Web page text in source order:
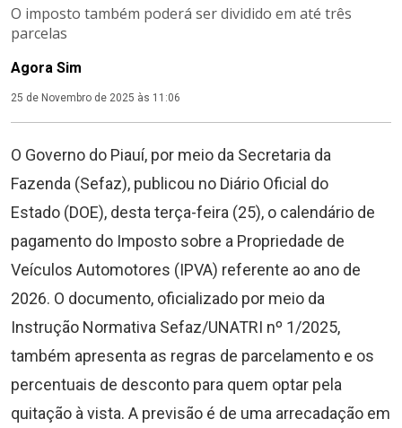
O imposto também poderá ser dividido em até três
parcelas
Agora Sim
25 de Novembro de 2025 às 11:06
O Governo do Piauí, por meio da Secretaria da
Fazenda (Sefaz), publicou no Diário Oficial do
Estado (DOE), desta terça-feira (25), o calendário de
pagamento do Imposto sobre a Propriedade de
Veículos Automotores (IPVA) referente ao ano de
2026. O documento, oficializado por meio da
Instrução Normativa Sefaz/UNATRI nº 1/2025,
também apresenta as regras de parcelamento e os
percentuais de desconto para quem optar pela
quitação à vista. A previsão é de uma arrecadação em